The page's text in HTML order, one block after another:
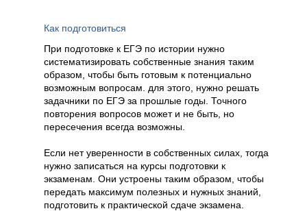
Как подготовиться
При подготовке к ЕГЭ по истории нужно
систематизировать собственные знания таким
образом, чтобы быть готовым к потенциально
возможным вопросам. для этого, нужно решать
задачники по ЕГЭ за прошлые годы. Точного
повторения вопросов может и не быть, но
пересечения всегда возможны.
Если нет уверенности в собственных силах, тогда
нужно записаться на курсы подготовки к
экзаменам. Они устроены таким образом, чтобы
передать максимум полезных и нужных знаний,
подготовить к практической сдаче экзамена.